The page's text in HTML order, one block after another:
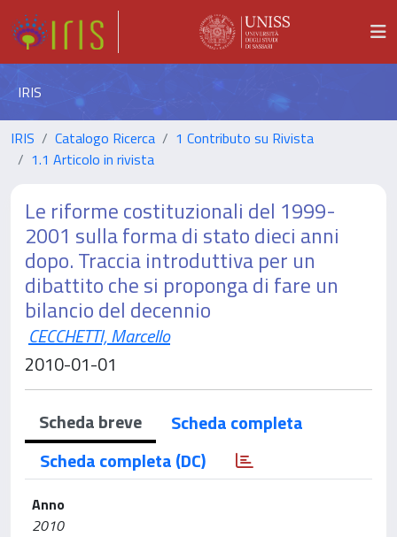
IRIS
IRIS Catalogo Ricerca
1 Contributo su Rivista
1.1 Articolo in rivista
Le riforme costituzionali del 1999-
2001 sulla forma di stato dieci anni
dopo. Traccia introduttiva per un
dibattito che si proponga di fare un
bilancio del decennio
CECCHETTI, Marcello
2010-01-01
Scheda breve
Scheda completa
Scheda completa (DC)
Anno
2010